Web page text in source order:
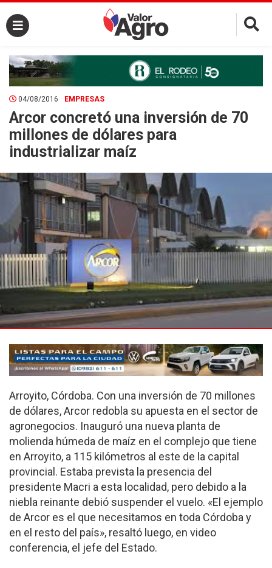
×
04/08/2016 EMPRESAS
Arcor concretó una inversión de 70
millones de dólares para
industrializar maíz
Arroyito, Córdoba. Con una inversión de 70 millones
de dólares, Arcor redobla su apuesta en el sector de
agronegocios. Inauguró una nueva planta de
molienda húmeda de maíz en el complejo que tiene
en Arroyito, a 115 kilómetros al este de la capital
provincial. Estaba prevista la presencia del
presidente Macri a esta localidad, pero debido a la
niebla reinante debió suspender el vuelo. «El ejemplo
de Arcor es el que necesitamos en toda Córdoba y
en el resto del país», resaltó luego, en video
conferencia, el jefe del Estado.